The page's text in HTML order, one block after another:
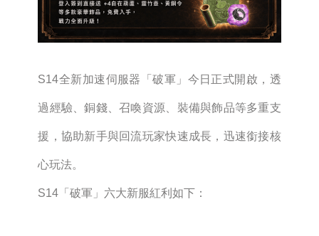
S14全新加速伺服器「破軍」今日正式開啟，透
過經驗、銅錢、召喚資源、裝備與飾品等多重支
援，協助新手與回流玩家快速成長，迅速銜接核
心玩法。
S14「破軍」六大新服紅利如下：